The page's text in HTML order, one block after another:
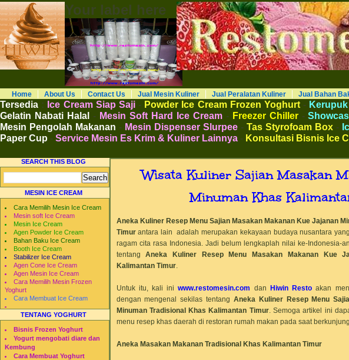
Your label here RESTO MESIN RESTO ALAT BAHAN BAKU KULINER RESTORAN DAPUR
Distributor Agen Jual Aneka Mesin Alat Peralatan Bahan Baku Memproduksi
Cafe Hotel Restoran Pastry Bakery Food and Beverage. Distributor Agen Jual Aneka
Pengembangan Entrepreneurship Kewirausahaan Peluang Usaha Bisnis UKM. Tips
Home About Us Contact Us Jual Mesin Kuliner Jual Peralatan Kuliner Jual Bahan
Tersedia : Ice Cream Siap Saji- Powder Ice Cream Frozen Yoghurt -
Gelatin Nabati Halal
- Mesin Soft Hard Ice Cream- Freezer Chiller-
Mesin Pengolah Makanan - Mesin Dispenser Slurpee - Tas Styrofoam Box -
Paper Cup - Service Mesin Es Krim & Kuliner Lainnya - Konsultasi Bisnis Ice
SEARCH THIS BLOG
MESIN ICE CREAM
Cara Memilih Mesin Ice Cream
Mesin soft Ice Cream
Mesin Ice Cream
Agen Powder Ice Cream
Bahan Baku Ice Cream
Booth Ice Cream
Stabilizer Ice Cream
Agen Cone Ice Cream
Agen Mesin Ice Cream
Cara Memilih Mesin Frozen
Yoghurt
Cara Membuat Ice Cream
TENTANG YOGHURT
Bisnis Frozen Yoghurt
Yogurt mengobati diare dan
Kembung
Cara Membuat Yoghurt
Wisata Kuliner Sajian Masakan
Minuman Khas
Aneka Kuliner Resep Menu Sajian Masakan Makanan Kue Jajanan
Timurantara lain adalah merupakan kekayaan budaya nusantara
ragam cita rasa Indonesia. Jadi belum lengkaplah nilai ke-Indonesia-
tentangAneka Kuliner Resep Menu Masakan Makanan Kue
Kalimantan Timur.
Untuk itu, kali iniwww.restomesin.com dan Hiwin Resto akan
dengan mengenal sekilas tentang Aneka Kuliner Resep Menu
Minuman Tradisional KhasKalimantan Timur. Semoga artikel ini
menu resep khas daerah di restoran rumah makan pada saat
Aneka Masakan Makanan Tradisional Khas Kalimantan Timur